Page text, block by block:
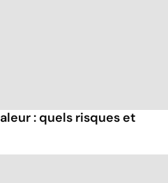
: quels risques et